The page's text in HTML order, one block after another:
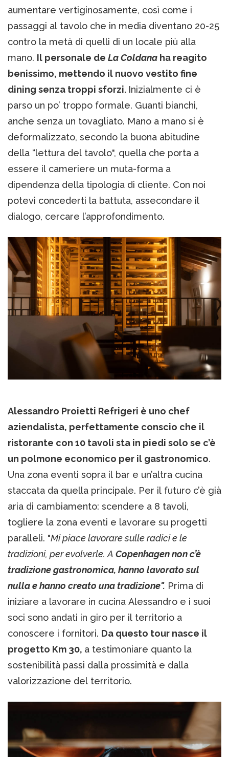
aumentare vertiginosamente, così come i
passaggi al tavolo che in media diventano 20-25
contro la metà di quelli di un locale più alla
mano. Il personale de La Coldana ha reagito
benissimo, mettendo il nuovo vestito fine
dining senza troppi sforzi. Inizialmente ci è
parso un po’ troppo formale. Guanti bianchi,
anche senza un tovagliato. Mano a mano si è
deformalizzato, secondo la buona abitudine
della “lettura del tavolo", quella che porta a
essere il cameriere un muta-forma a
dipendenza della tipologia di cliente. Con noi
potevi concederti la battuta, assecondare il
dialogo, cercare l’approfondimento.
Alessandro Proietti Refrigeri è uno chef
aziendalista, perfettamente conscio che il
ristorante con 10 tavoli sta in piedi solo se c’è
un polmone economico per il gastronomico.
Una zona eventi sopra il bar e un’altra cucina
staccata da quella principale. Per il futuro c’è già
aria di cambiamento: scendere a 8 tavoli,
togliere la zona eventi e lavorare su progetti
paralleli. "Mi piace lavorare sulle radici e le
tradizioni, per evolverle. A Copenhagen non c’è
tradizione gastronomica, hanno lavorato sul
nulla e hanno creato una tradizione". Prima di
iniziare a lavorare in cucina Alessandro e i suoi
soci sono andati in giro per il territorio a
conoscere i fornitori. Da questo tour nasce il
progetto Km 30, a testimoniare quanto la
sostenibilità passi dalla prossimità e dalla
valorizzazione del territorio.